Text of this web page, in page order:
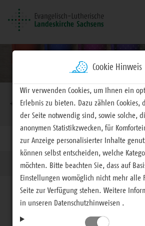
EVLKS - engagiert Arbeitsfelder
Bildungskonzeption
Cookie Hinweis
Wir verwenden Cookies, um Ihnen ein
Erlebnis zu bieten. Dazu zählen
der Seite notwendig sind, sowie solche,
anonymen Statistikzwecken, für
zur Anzeige personalisierter Inhalte
können selbst entscheiden, welche
möchten. Bitte beachten Sie, dass auf
Einstellungen womöglich nicht mehr alle
Seite zur Verfügung stehen. Weitere
in unseren Datenschutzhinweisen .